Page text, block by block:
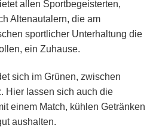
allen Sportbegeisterten,
Altenautalern, die am
sportlicher Unterhaltung die
ein Zuhause.
sich im Grünen, zwischen
Hier lassen sich auch die
einem Match, kühlen Getränken
aushalten.